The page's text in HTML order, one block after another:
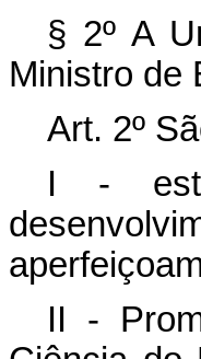
§ 2º A
Ministro de
Art. 2º
I -
II -